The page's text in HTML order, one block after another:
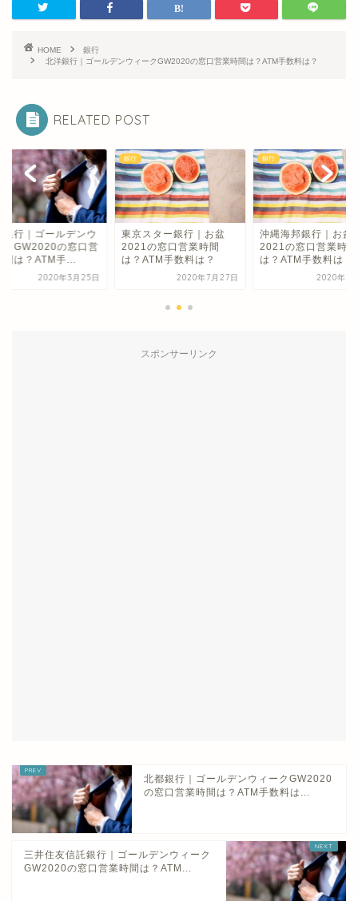
HOME
銀行
北洋銀行｜ゴールデンウィークGW2020の窓口営業時間は？ATM手数料は？
RELATED POST
銀行｜ゴールデンウ
クGW2020の窓口営
間は？ATM手...
2020年3月25日
銀行
東京スター銀行｜お盆
2021の窓口営業時間
は？ATM手数料は？
2020年7月27日
銀行
沖縄海邦銀行｜お盆
2021の窓口営業時間
は？ATM手数料は？
2020年7
スポンサーリンク
北都銀行｜ゴールデンウィークGW2020
の窓口営業時間は？ATM手数料は...
三井住友信託銀行｜ゴールデンウィーク
GW2020の窓口営業時間は？ATM...